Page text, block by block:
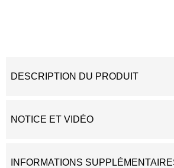
DESCRIPTION DU PRODUIT
NOTICE ET VIDÉO
INFORMATIONS